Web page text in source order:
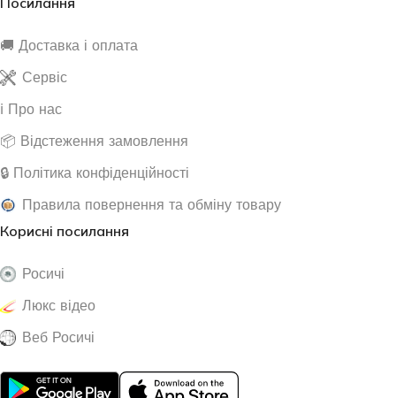
🚚 Доставка і оплата
Сервіс
ℹ️ Про нас
📦 Відстеження замовлення
🔒 Політика конфіденційності
Правила повернення та обміну товару
Корисні посилання
Росичі
Люкс відео
Веб Росичі